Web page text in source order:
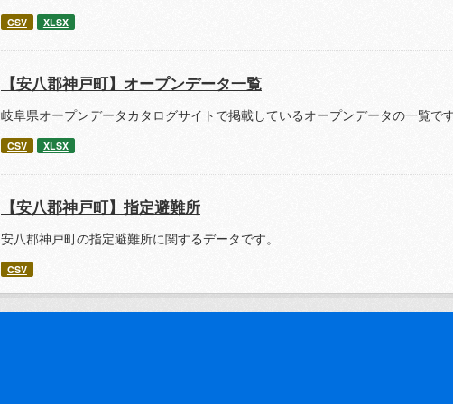
CSV XLSX
【安八郡神戸町】オープンデータ一覧
岐阜県オープンデータカタログサイトで掲載しているオープンデータの一覧で
CSV XLSX
【安八郡神戸町】指定避難所
安八郡神戸町の指定避難所に関するデータです。
CSV